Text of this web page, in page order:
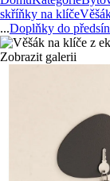
skříňky na klíče
...Doplňky do
Zobrazit galerii